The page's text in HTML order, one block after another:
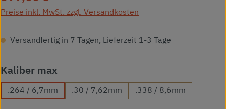
Preise inkl. MwSt. zzgl. Versandkosten
Versandfertig in 7 Tagen, Lieferzeit 1-3 Tage
Kaliber max
.264 / 6,7mm .30 / 7,62mm .338 / 8,6mm